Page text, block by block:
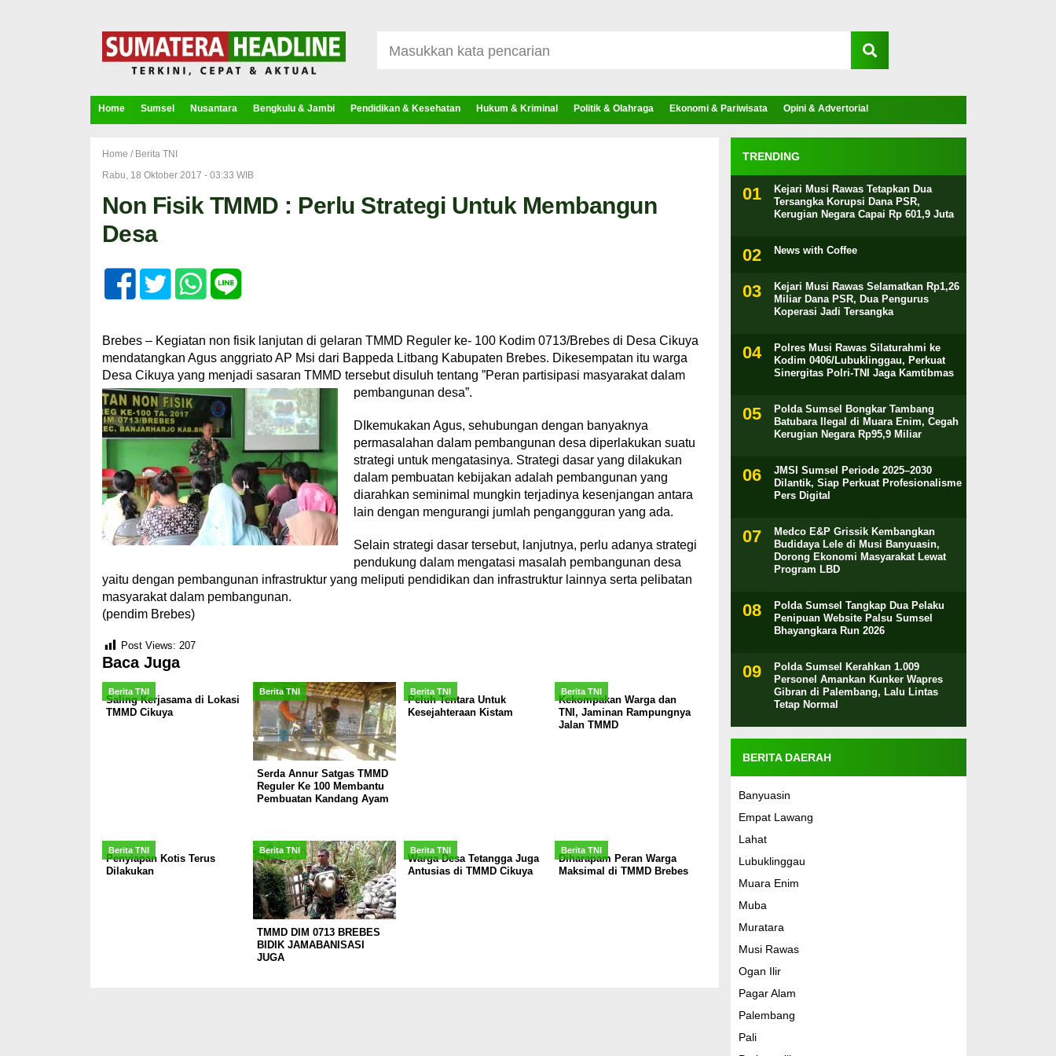
Home Sumsel Nusantara Bengkulu & Jambi Pendidikan & Kesehatan Hukum & Kriminal Politik & Olahraga Ekonomi & Pariwisata Opini & Advertorial
Home / Berita TNI
Rabu, 18 Oktober 2017 - 03:33 WIB
Non Fisik TMMD : Perlu Strategi Untuk Membangun
Desa
Brebes – Kegiatan non fisik lanjutan di gelaran TMMD Reguler ke- 100 Kodim 0713/Brebes di Desa Cikuya
mendatangkan Agus anggriato AP Msi dari Bappeda Litbang Kabupaten Brebes. Dikesempatan itu warga
Desa Cikuya yang menjadi sasaran TMMD tersebut disuluh tentang ”Peran partisipasi masyarakat dalam
pembangunan desa”.
DIkemukakan Agus, sehubungan dengan banyaknya
permasalahan dalam pembangunan desa diperlakukan suatu
strategi untuk mengatasinya. Strategi dasar yang dilakukan
dalam pembuatan kebijakan adalah pembangunan yang
diarahkan seminimal mungkin terjadinya kesenjangan antara
lain dengan mengurangi jumlah pengangguran yang ada.
Selain strategi dasar tersebut, lanjutnya, perlu adanya strategi
pendukung dalam mengatasi masalah pembangunan desa
yaitu dengan pembangunan infrastruktur yang meliputi pendidikan dan infrastruktur lainnya serta pelibatan
masyarakat dalam pembangunan.
(pendim Brebes)
Post Views: 207
Baca Juga
Berita TNI
Saling Kerjasama di Lokasi
TMMD Cikuya
Berita TNI
Serda Annur Satgas TMMD
Reguler Ke 100 Membantu
Pembuatan Kandang Ayam
Berita TNI
Peluh Tentara Untuk
Kesejahteraan Kistam
Berita TNI
Kekompakan Warga dan
TNI, Jaminan Rampungnya
Jalan TMMD
Berita TNI
Penyiapan Kotis Terus
Dilakukan
Berita TNI
TMMD DIM 0713 BREBES
BIDIK JAMABANISASI
JUGA
Berita TNI
Warga Desa Tetangga Juga
Antusias di TMMD Cikuya
Berita TNI
Diharapam Peran Warga
Maksimal di TMMD Brebes
TRENDING
Kejari Musi Rawas Tetapkan Dua
Tersangka Korupsi Dana PSR,
Kerugian Negara Capai Rp 601,9 Juta
News with Coffee
Kejari Musi Rawas Selamatkan Rp1,26
Miliar Dana PSR, Dua Pengurus
Koperasi Jadi Tersangka
Polres Musi Rawas Silaturahmi ke
Kodim 0406/Lubuklinggau, Perkuat
Sinergitas Polri-TNI Jaga Kamtibmas
Polda Sumsel Bongkar Tambang
Batubara Ilegal di Muara Enim, Cegah
Kerugian Negara Rp95,9 Miliar
JMSI Sumsel Periode 2025–2030
Dilantik, Siap Perkuat Profesionalisme
Pers Digital
Medco E&P Grissik Kembangkan
Budidaya Lele di Musi Banyuasin,
Dorong Ekonomi Masyarakat Lewat
Program LBD
Polda Sumsel Tangkap Dua Pelaku
Penipuan Website Palsu Sumsel
Bhayangkara Run 2026
Polda Sumsel Kerahkan 1.009
Personel Amankan Kunker Wapres
Gibran di Palembang, Lalu Lintas
Tetap Normal
BERITA DAERAH
Banyuasin
Empat Lawang
Lahat
Lubuklinggau
Muara Enim
Muba
Muratara
Musi Rawas
Ogan Ilir
Pagar Alam
Palembang
Pali